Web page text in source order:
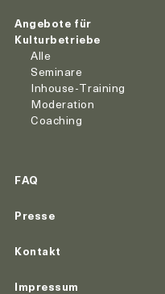
Angebote für
Kulturbetriebe
Alle
Seminare
Inhouse-Training
Moderation
Coaching
FAQ
Presse
Kontakt
Impressum